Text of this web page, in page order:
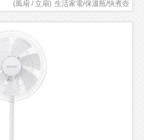
生活家電/保溫瓶/快煮壺
(風扇 / 立扇)